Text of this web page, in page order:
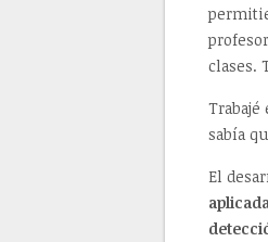
clases.
Trabajé
sabía
El